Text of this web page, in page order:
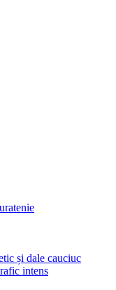
și dale cauciuc
intens